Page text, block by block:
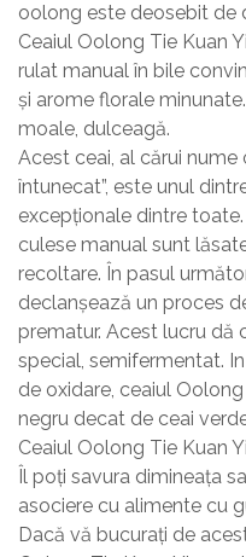
oolong este deosebit de
Ceaiul Oolong Tie Kuan
rulat manual în bile
și arome florale
moale, dulceagă.
Acest ceai, al cărui nume
întunecat”, este unul
excepționale dintre
culese manual sunt
recoltare. În pasul
declanșează un proces
prematur. Acest lucru dă
special, semifermentat.
de oxidare, ceaiul
negru decat de ceai
Ceaiul Oolong Tie Kuan
Îl poți savura dimineața
asociere cu alimente cu
Dacă vă bucurați de